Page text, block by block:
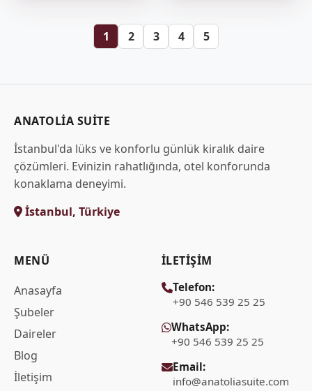
1 2 3 4 5
ANATOLIA SUITE
İstanbul'da lüks ve konforlu günlük kiralık daire
çözümleri. Evinizin rahatlığında, otel konforunda
konaklama deneyimi.
İstanbul, Türkiye
MENÜ
Anasayfa
Şubeler
Daireler
Blog
İletişim
İLETIŞIM
Telefon:
+90 546 539 25 25
WhatsApp:
+90 546 539 25 25
Email:
info@anatoliasuite.com